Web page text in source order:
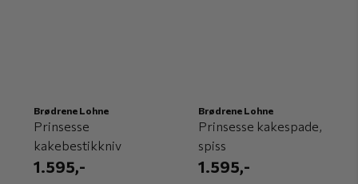
Brødrene Lohne
Prinsesse
kakebestikkniv
1.595,-
Brødrene Lohne
Prinsesse kakespade,
spiss
1.595,-